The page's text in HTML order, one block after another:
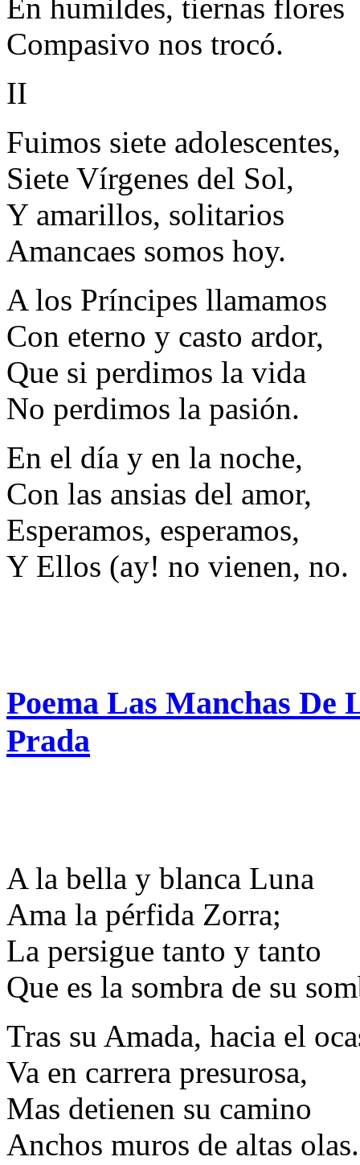
En humildes, tiernas flores
Compasivo nos trocó.
II
Fuimos siete adolescentes,
Siete Vírgenes del Sol,
Y amarillos, solitarios
Amancaes somos hoy.
A los Príncipes llamamos
Con eterno y casto ardor,
Que si perdimos la vida
No perdimos la pasión.
En el día y en la noche,
Con las ansias del amor,
Esperamos, esperamos,
Y Ellos (ay! no vienen, no.
Poema Las Manchas De
Prada
A la bella y blanca Luna
Ama la pérfida Zorra;
La persigue tanto y tanto
Que es la sombra de su
Tras su Amada, hacia el
Va en carrera presurosa,
Mas detienen su camino
Anchos muros de altas olas.